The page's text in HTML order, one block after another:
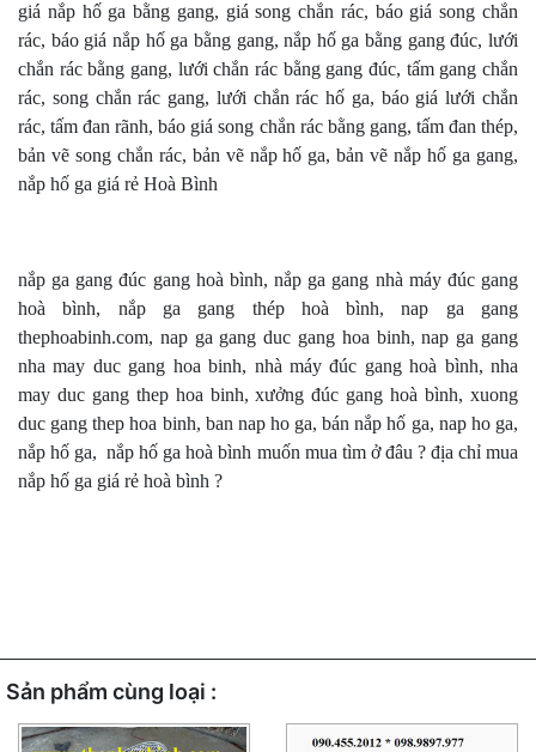
giá nắp hố ga bằng gang, giá song chắn rác, báo giá song chắn
rác, báo giá nắp hố ga bằng gang, nắp hố ga bằng gang đúc, lưới
chắn rác bằng gang, lưới chắn rác bằng gang đúc, tấm gang chắn
rác, song chắn rác gang, lưới chắn rác hố ga, báo giá lưới chắn
rác, tấm đan rãnh, báo giá song chắn rác bằng gang, tấm đan thép,
bản vẽ song chắn rác, bản vẽ nắp hố ga, bản vẽ nắp hố ga gang,
nắp hố ga giá rẻ Hoà Bình
nắp ga gang đúc gang hoà bình, nắp ga gang nhà máy đúc gang
hoà bình, nắp ga gang thép hoà bình, nap ga gang
thephoabinh.com, nap ga gang duc gang hoa binh, nap ga gang
nha may duc gang hoa binh, nhà máy đúc gang hoà bình, nha
may duc gang thep hoa binh, xưởng đúc gang hoà bình, xuong
duc gang thep hoa binh, ban nap ho ga, bán nắp hố ga, nap ho ga,
nắp hố ga, nắp hố ga hoà bình muốn mua tìm ở đâu ? địa chỉ mua
nắp hố ga giá rẻ hoà bình ?
Sản phẩm cùng loại :